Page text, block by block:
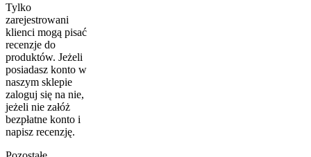
Tylko
zarejestrowani
klienci mogą pisać
recenzje do
produktów. Jeżeli
posiadasz konto w
naszym sklepie
zaloguj się na nie,
jeżeli nie załóż
bezpłatne konto i
napisz recenzję.